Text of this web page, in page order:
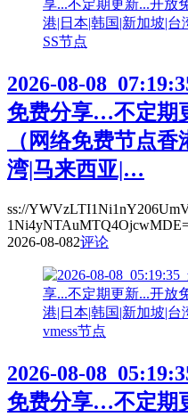
SS节点
2026-08-
免费分享…不定期
（网络免费节点
湾|马来西亚|…
ss://
2026-08-082评论
vmess节点
2026-08-
免费分享…不定期